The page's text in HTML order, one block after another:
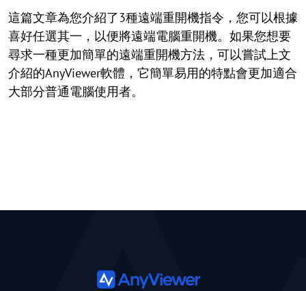
這篇文章為您介紹了3種遠端重開機指令，您可以根據
喜好任選其一，以便將遠端電腦重開機。如果您想要
尋求一種更加簡單的遠端重開機方法，可以嘗試上文
介紹的AnyViewer軟體，它簡單易用的特點會更加適合
大部分普通電腦使用者。